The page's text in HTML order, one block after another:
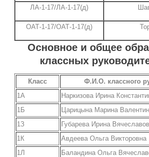
ЛА-1-17/ЛА-1-17(д)
ОАТ-1-17/ОАТ-1-17(д)
Основное и общее
классных
Класс Ф.И.О. классного
1А
Наркизова Ирина
1Б
Царицына Марина
1З
Губарева Ирина
1К
Авдеева Ольга Викторовна
1Л
Баландина Ольга